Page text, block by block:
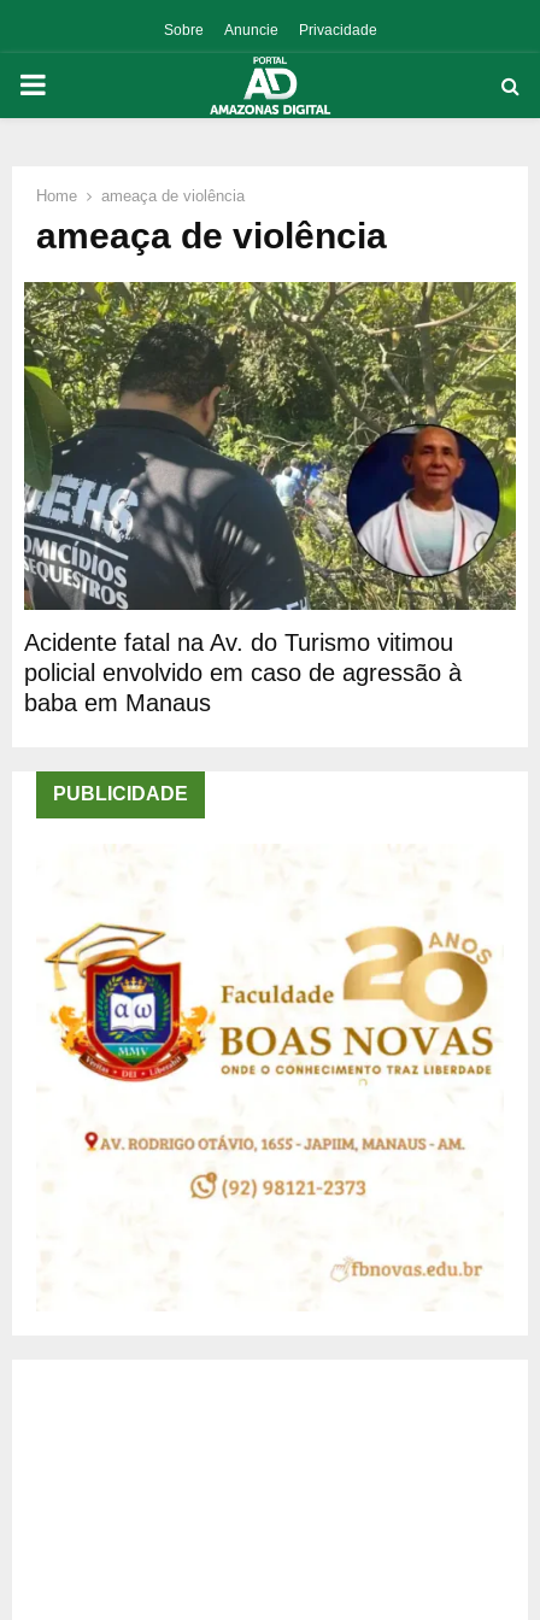
Sobre Anuncie Privacidade
PRIMARY
Home ameaça de violência
ameaça de violência
Acidente fatal na Av. do Turismo vitimou
policial envolvido em caso de agressão à
baba em Manaus
PUBLICIDADE